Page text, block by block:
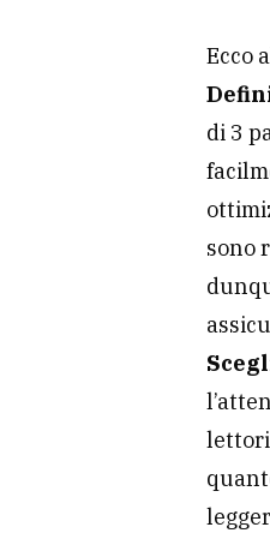
Ecco
di 3
sono